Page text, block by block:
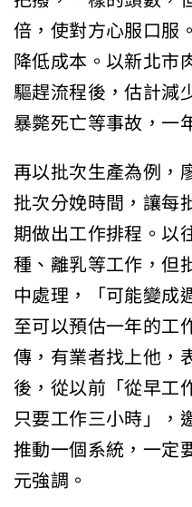
倍，使對方心服口
降低成本。以新北
驅趕流程後，估計減
暴斃死亡等事故，一
再以批次生產為例
批次分娩時間，讓
期做出工作排程。
種、離乳等工作，
中處理，「可能變
至可以預估一年的
傳，有業者找上他
後，從以前「從早
只要工作三小時」
推動一個系統，一
元強調。